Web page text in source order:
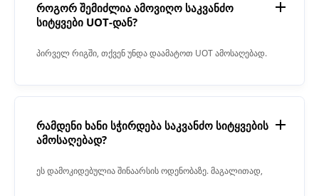
როგორ შემიძლია ამოვიღო საკვანძო
სიტყვები UOT-დან?
პირველ რიგში, თქვენ უნდა დაამატოთ UOT ამოსაღებად.
რამდენი ხანი სჭირდება საკვანძო სიტყვების
ამოსაღებად?
ეს დამოკიდებულია შინაარსის ოდენობაზე. მაგალითად,